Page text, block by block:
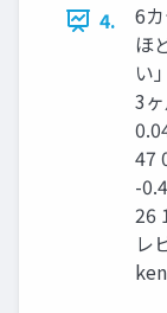
4.
6
ほ
い
3
47
-
26
レ